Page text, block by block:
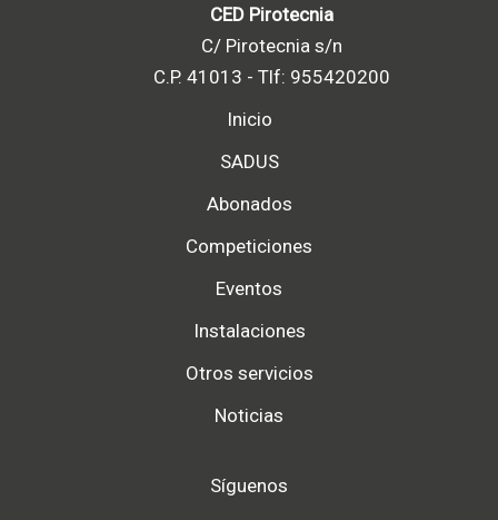
CED Pirotecnia
C/ Pirotecnia s/n
C.P. 41013 - Tlf: 955420200
Inicio
SADUS
Abonados
Competiciones
Eventos
Instalaciones
Otros servicios
Noticias
Síguenos